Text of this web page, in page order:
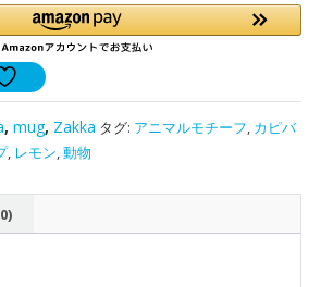
, mug, Zakka タグ: アニマルモチーフ, カピバ
, レモン,動物